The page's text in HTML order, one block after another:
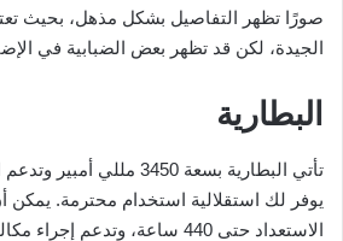
صورًا تظهر التفاصيل بشكل مذهل، بحيث
الجيدة، لكن قد تظهر بعض الضبابية في
البطارية
تأتي البطارية بسعة 3450
يوفر لك استقلالية استخدام محترمة.
الاستعداد حتى 440 ساعة، وتدعم إجراء مكالمات حتى 23 ساعة.